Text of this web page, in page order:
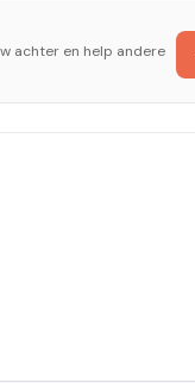
achter en help andere